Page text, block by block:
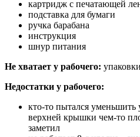
картридж с печатающей
подставка для бумаги
ручка барабана
инструкция
шнур питания
Не хватает у рабочего:
Недостатки у рабочего:
кто-то пытался
верхней крышки чем-то
заметил